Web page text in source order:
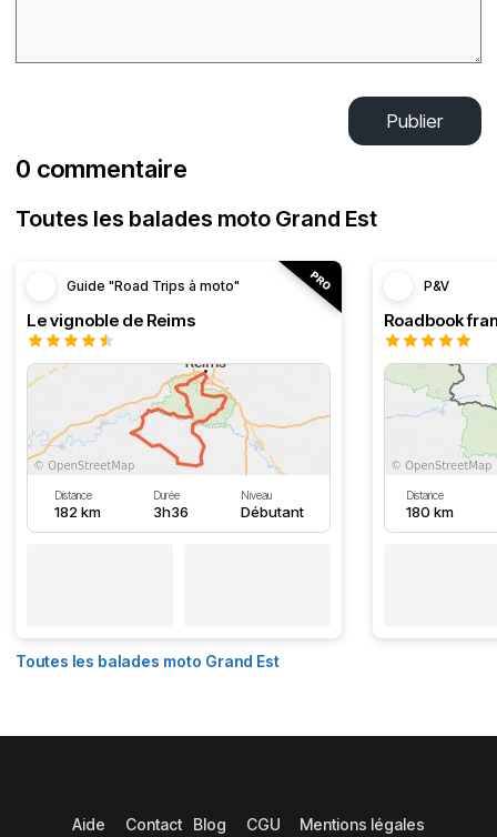
Publier
0 commentaire
Toutes les balades moto Grand Est
Guide "Road Trips à moto"
Le vignoble de Reims
Distance
182 km
Durée
3h36
Niveau
Débutant
P&V
Distance
180 km
Toutes les balades moto Grand Est
Aide Contact Blog CGU Mentions légales